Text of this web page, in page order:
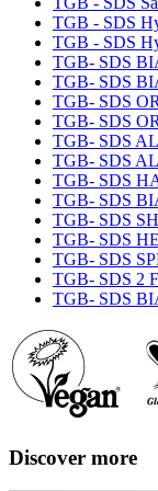
TGB - SDS
TGB - SDS
TGB- SDS
TGB- SDS
TGB- SDS
TGB- SDS
TGB- SDS
TGB- SDS
TGB- SDS
TGB- SDS
TGB- SDS
TGB- SDS
TGB- SDS
TGB- SDS 2
TGB- SDS
Discover more